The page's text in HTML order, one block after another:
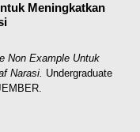
Meningkatkan
Non Example Untuk
Narasi. Undergraduate